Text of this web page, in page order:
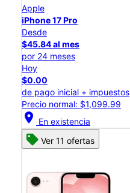
Apple
iPhone 17 Pro
Desde
$45.84 al mes
por 24 meses
Hoy
$0.00
de pago inicial + impuestos
Precio normal: $1,099.99
location_on En existencia
Ver 11 ofertas